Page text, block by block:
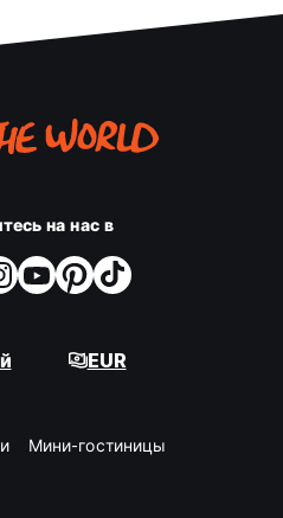
на нас в
EUR
Мини-гостиницы